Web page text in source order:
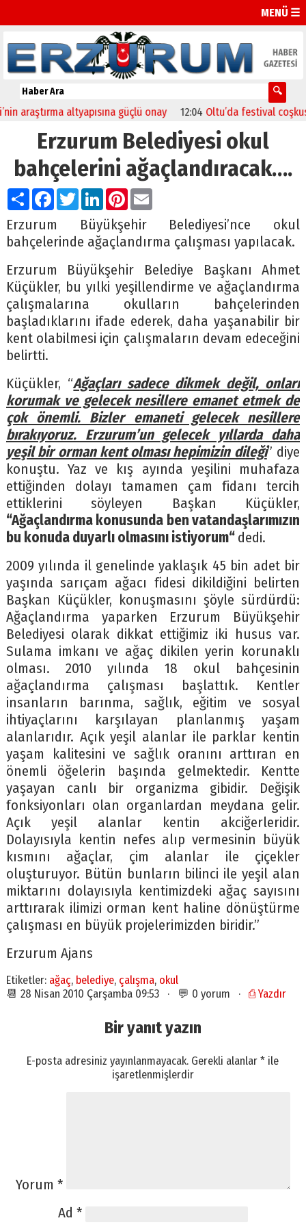
MENÜ ☰
altyapısına güçlü onay 12:04 Oltu’da festival coşkusu
Erzurum Belediyesi okul
bahçelerini ağaçlandıracak….
PaylaşFacebook
TwitterLinkedIn
Pinterest
Email
Erzurum Büyükşehir Belediyesi’nce okul
bahçelerinde ağaçlandırma çalışması yapılacak.
Erzurum Büyükşehir Belediye Başkanı Ahmet
Küçükler, bu yılki yeşillendirme ve ağaçlandırma
çalışmalarına okulların bahçelerinden
başladıklarını ifade ederek, daha yaşanabilir bir
kent olabilmesi için çalışmaların devam edeceğini
belirtti.
Küçükler, “Ağaçları sadece dikmek değil, onları
korumak ve gelecek nesillere emanet etmek de
çok önemli. Bizler emaneti gelecek nesillere
bırakıyoruz. Erzurum’un gelecek yıllarda daha
yeşil bir orman kent olması hepimizin dileği” diye
konuştu. Yaz ve kış ayında yeşilini muhafaza
ettiğinden dolayı tamamen çam fidanı tercih
ettiklerini söyleyen Başkan Küçükler,
“Ağaçlandırma konusunda ben vatandaşlarımızın
bu konuda duyarlı olmasını istiyorum“ dedi.
2009 yılında il genelinde yaklaşık 45 bin adet bir
yaşında sarıçam ağacı fidesi dikildiğini belirten
Başkan Küçükler, konuşmasını şöyle sürdürdü:
Ağaçlandırma yaparken Erzurum Büyükşehir
Belediyesi olarak dikkat ettiğimiz iki husus var.
Sulama imkanı ve ağaç dikilen yerin korunaklı
olması. 2010 yılında 18 okul bahçesinin
ağaçlandırma çalışması başlattık. Kentler
insanların barınma, sağlık, eğitim ve sosyal
ihtiyaçlarını karşılayan planlanmış yaşam
alanlarıdır. Açık yeşil alanlar ile parklar kentin
yaşam kalitesini ve sağlık oranını arttıran en
önemli öğelerin başında gelmektedir. Kentte
yaşayan canlı bir organizma gibidir. Değişik
fonksiyonları olan organlardan meydana gelir.
Açık yeşil alanlar kentin akciğerleridir.
Dolayısıyla kentin nefes alıp vermesinin büyük
kısmını ağaçlar, çim alanlar ile çiçekler
oluşturuyor. Bütün bunların bilinci ile yeşil alan
miktarını dolayısıyla kentimizdeki ağaç sayısını
arttırarak ilimizi orman kent haline dönüştürme
çalışması en büyük projelerimizden biridir.”
Erzurum Ajans
Etiketler: ağaç, belediye, çalışma, okul
📆 28 Nisan 2010 Çarşamba 09:53 · 💬 0 yorum · ⎙ Yazdır
Bir yanıt yazın
E-posta adresiniz yayınlanmayacak. Gerekli alanlar* ile
işaretlenmişlerdir
Yorum *
Ad *